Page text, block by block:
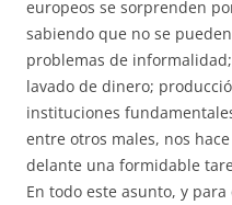
europeos se sorprenden
sabiendo que no se
problemas de
lavado de dinero;
instituciones
entre otros males, nos
delante una formidable
En todo este asunto, y